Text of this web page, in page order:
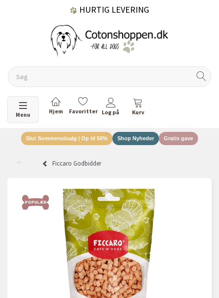
HURTIG LEVERING
60 DAGES RETURRET
Skifte navigation
Menu
Slut Sommerudsalg | Op til 50% Shop Nyheder Gratis gave
Ficcaro Godbidder
POPULÆR